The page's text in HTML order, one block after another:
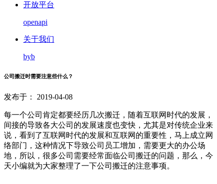
开放平台
openapi
关于我们
byb
公司搬迁时需要注意些什么？
发布于： 2019-04-08
每一个公司肯定都要经历几次搬迁，随着互联网时代的发展，
间接的导致各大公司的发展速度也变快，尤其是对传统企业来
说，看到了互联网时代的发展和互联网的重要性，马上成立网
络部门，这种情况下导致公司员工增加，需要更大的办公场
地，所以，很多公司需要经常面临公司搬迁的问题，那么，今
天小编就为大家整理了一下公司搬迁的注意事项。